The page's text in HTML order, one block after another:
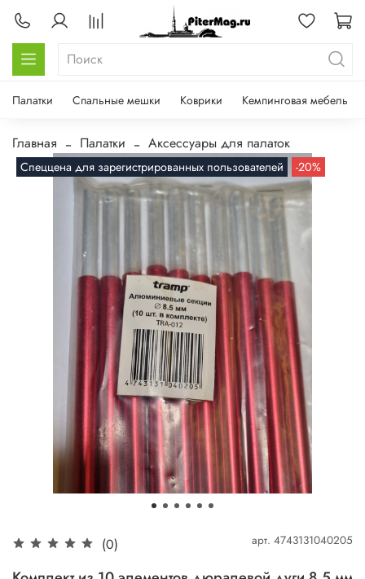
Палатки Спальные мешки Коврики Кемпинговая мебель
Главная Палатки Аксессуары для палаток
Спеццена для зарегистрированных пользователей -20%
(0) арт. 4743131040205